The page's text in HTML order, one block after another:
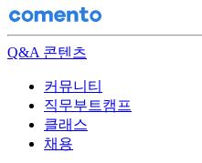
Q&A 콘텐츠
커뮤니티
직무부트캠프
클래스
채용